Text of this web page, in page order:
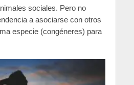
sociales. Pero no
a asociarse con otros
especie (congéneres) para